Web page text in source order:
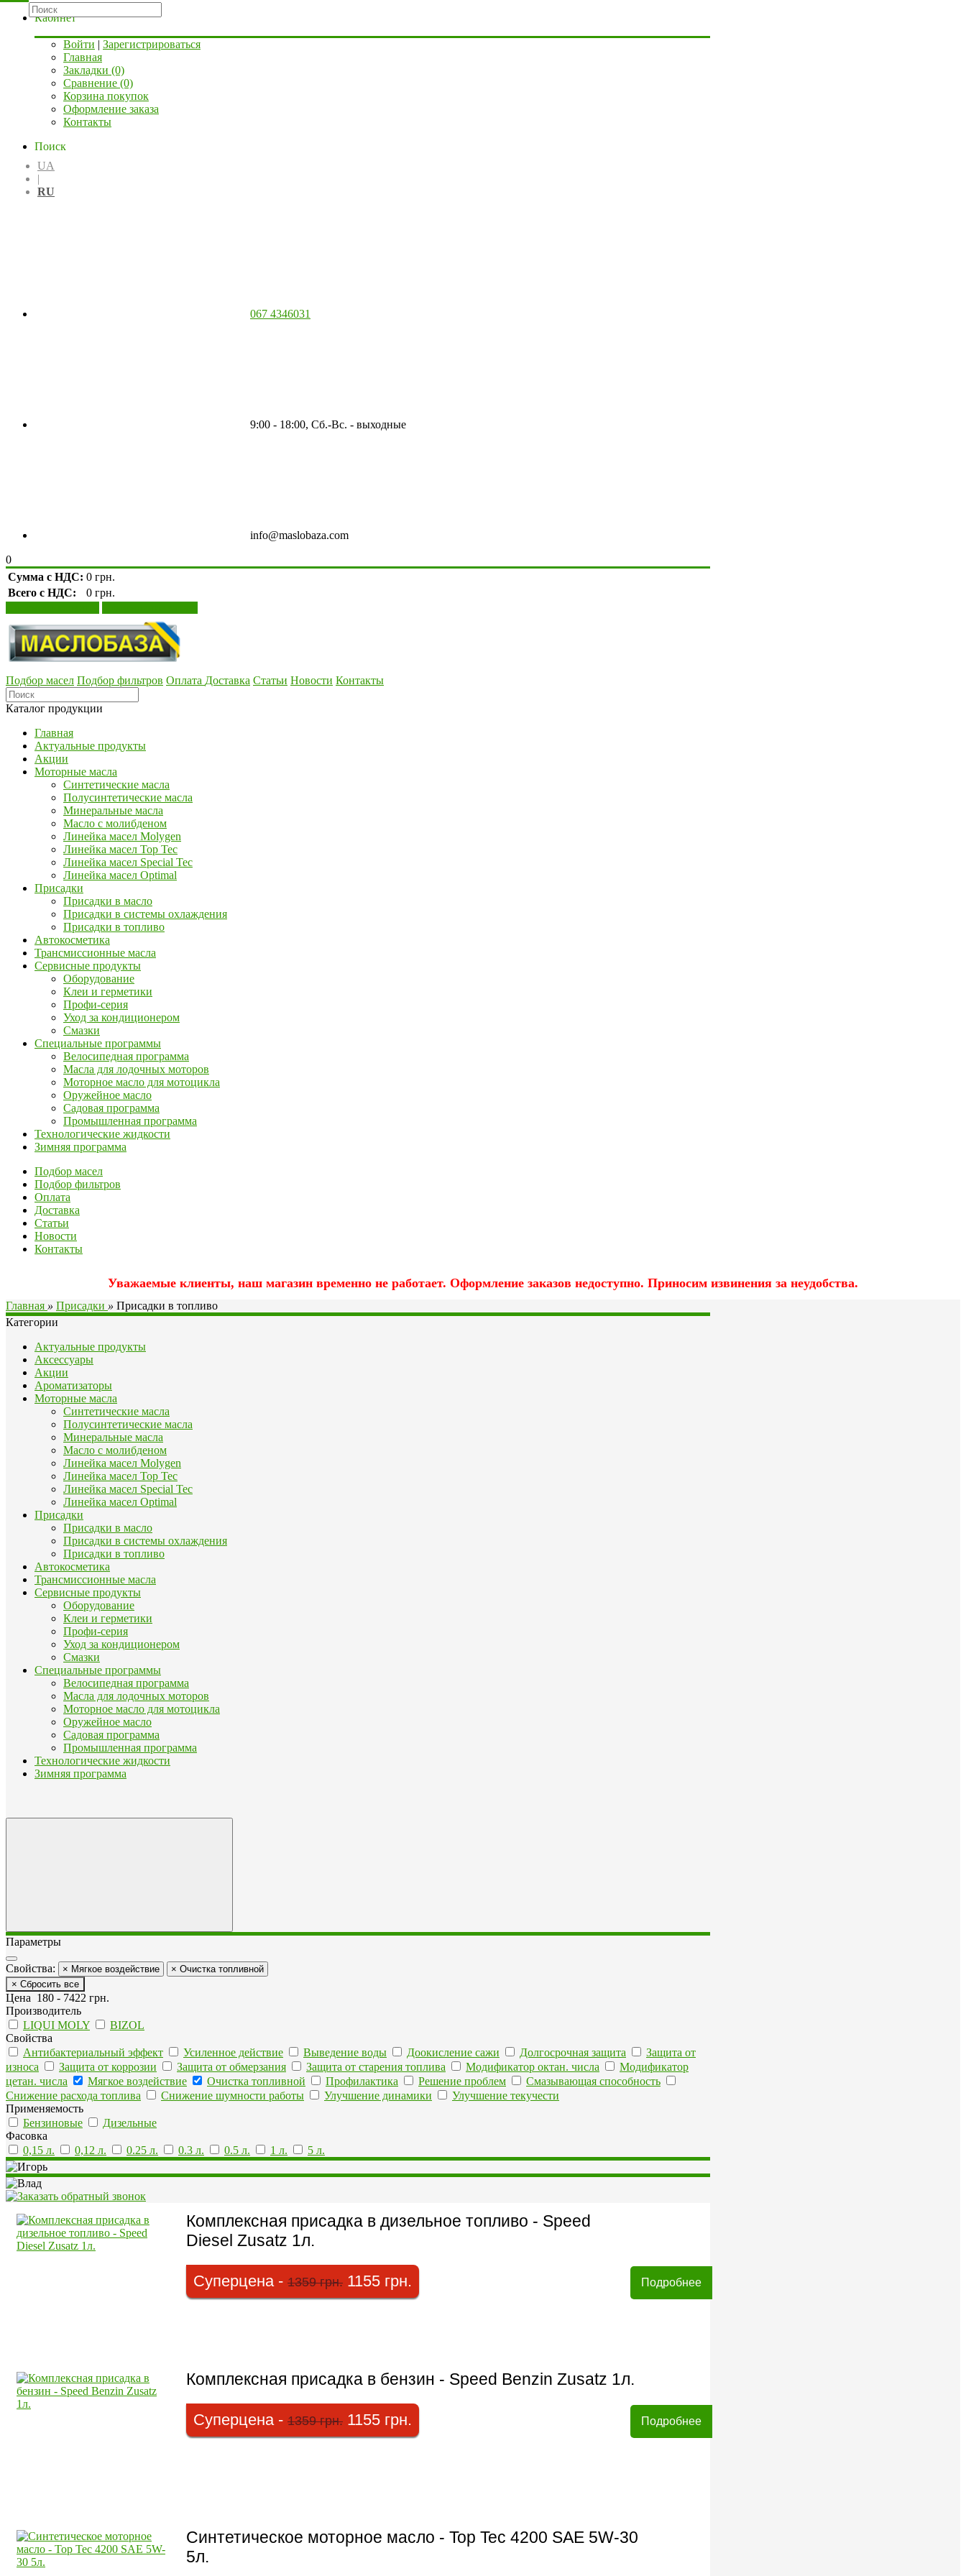
Кабинет
Войти | Зарегистрироваться
Главная
Закладки (0)
Сравнение (0)
Корзина покупок
Оформление заказа
Контакты
Поиск
UA
|
RU
067 4346031
9:00 - 18:00, Сб.-Вс. - выходные
info@maslobaza.com
0
Сумма с НДС: 0 грн.
Всего с НДС:
0 грн.
Подбор масел Подбор фильтров Оплата Доставка Статьи Новости Контакты
Каталог продукции
Главная
Актуальные продукты
Акции
Моторные масла
Синтетические масла
Полусинтетические масла
Минеральные масла
Масло с молибденом
Линейка масел Molygen
Линейка масел Top Tec
Линейка масел Special Tec
Линейка масел Optimal
Присадки
Присадки в масло
Присадки в системы охлаждения
Присадки в топливо
Автокосметика
Трансмиссионные масла
Сервисные продукты
Оборудование
Клеи и герметики
Профи-серия
Уход за кондиционером
Смазки
Специальные программы
Велосипедная программа
Масла для лодочных моторов
Моторное масло для мотоцикла
Оружейное масло
Садовая программа
Промышленная программа
Технологические жидкости
Зимняя программа
Подбор масел
Подбор фильтров
Оплата
Доставка
Статьи
Новости
Контакты
Уважаемые клиенты, наш магазин временно не работает. Оформление заказов недоступно. Приносим извинения за неудобства.
Главная » Присадки » Присадки в топливо
Категории
Актуальные продукты
Аксессуары
Акции
Ароматизаторы
Моторные масла
Синтетические масла
Полусинтетические масла
Минеральные масла
Масло с молибденом
Линейка масел Molygen
Линейка масел Top Tec
Линейка масел Special Tec
Линейка масел Optimal
Присадки
Присадки в масло
Присадки в системы охлаждения
Присадки в топливо
Автокосметика
Трансмиссионные масла
Сервисные продукты
Оборудование
Клеи и герметики
Профи-серия
Уход за кондиционером
Смазки
Специальные программы
Велосипедная программа
Масла для лодочных моторов
Моторное масло для мотоцикла
Оружейное масло
Садовая программа
Промышленная программа
Технологические жидкости
Зимняя программа
Параметры
Свойства: × Мягкое воздействие
× Очистка топливной
× Сбросить все
Цена 180 - 7422 грн.
Производитель
LIQUI MOLY
BIZOL
Свойства
Антибактериальный эффект
Усиленное действие Выведение воды Доокисление сажи Долгосрочная защита
Защита от
износа
Защита от коррозии Защита от обмерзания Защита от старения топлива Модификатор октан. числа
Модификатор
цетан. числа
Мягкое воздействие Очистка топливной Профилактика Решение проблем
Смазывающая способность
Снижение расхода топлива
Снижение шумности работы Улучшение динамики
Улучшение текучести
Применяемость
Бензиновые
Дизельные
Фасовка
0,15 л.
0,12 л. 0.25 л. 0.3 л. 0.5 л. 1 л. 5 л.
Комплексная присадка в дизельное топливо - Speed
Diesel Zusatz 1л.
Суперцена - 1359 грн. 1155 грн. Подробнее
Комплексная присадка в бензин - Speed Benzin Zusatz 1л.
Суперцена - 1359 грн. 1155 грн. Подробнее
Синтетическое моторное масло - Top Tec 4200 SAE 5W-30
5л.